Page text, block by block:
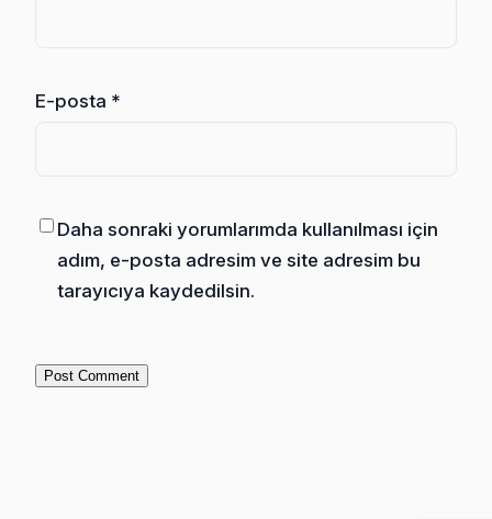
E-posta *
Daha sonraki yorumlarımda kullanılması için
adım, e-posta adresim ve site adresim bu
tarayıcıya kaydedilsin.